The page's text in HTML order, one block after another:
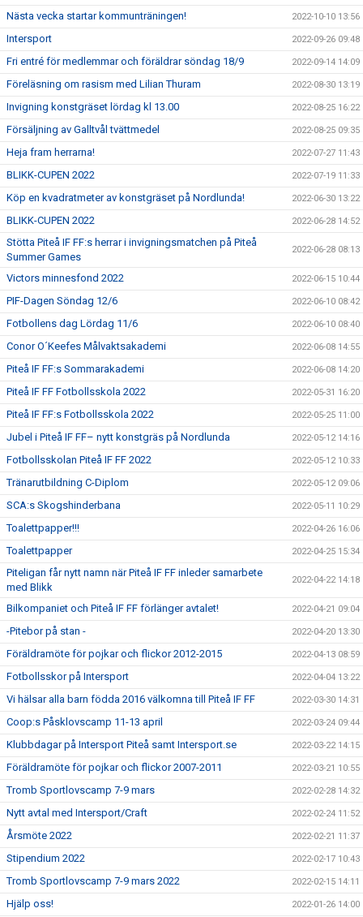
Nästa vecka startar kommunträningen! 2022-10-10 13:56
Intersport 2022-09-26 09:48
Fri entré för medlemmar och föräldrar söndag 18/9 2022-09-14 14:09
Föreläsning om rasism med Lilian Thuram 2022-08-30 13:19
Invigning konstgräset lördag kl 13.00 2022-08-25 16:22
Försäljning av Galltvål tvättmedel 2022-08-25 09:35
Heja fram herrarna! 2022-07-27 11:43
BLIKK-CUPEN 2022 2022-07-19 11:33
Köp en kvadratmeter av konstgräset på Nordlunda! 2022-06-30 13:22
BLIKK-CUPEN 2022 2022-06-28 14:52
Stötta Piteå IF FF:s herrar i invigningsmatchen på Piteå
Summer Games
2022-06-28 08:13
Victors minnesfond 2022 2022-06-15 10:44
PIF-Dagen Söndag 12/6 2022-06-10 08:42
Fotbollens dag Lördag 11/6 2022-06-10 08:40
Conor O´Keefes Målvaktsakademi 2022-06-08 14:55
Piteå IF FF:s Sommarakademi 2022-06-08 14:20
Piteå IF FF Fotbollsskola 2022 2022-05-31 16:20
Piteå IF FF:s Fotbollsskola 2022 2022-05-25 11:00
Jubel i Piteå IF FF– nytt konstgräs på Nordlunda 2022-05-12 14:16
Fotbollsskolan Piteå IF FF 2022 2022-05-12 10:33
Tränarutbildning C-Diplom 2022-05-12 09:06
SCA:s Skogshinderbana 2022-05-11 10:29
Toalettpapper!!! 2022-04-26 16:06
Toalettpapper 2022-04-25 15:34
Piteligan får nytt namn när Piteå IF FF inleder samarbete
med Blikk
2022-04-22 14:18
Bilkompaniet och Piteå IF FF förlänger avtalet! 2022-04-21 09:04
-Pitebor på stan - 2022-04-20 13:30
Föräldramöte för pojkar och flickor 2012-2015 2022-04-13 08:59
Fotbollsskor på Intersport 2022-04-04 13:22
Vi hälsar alla barn födda 2016 välkomna till Piteå IF FF 2022-03-30 14:31
Coop:s Påsklovscamp 11-13 april 2022-03-24 09:44
Klubbdagar på Intersport Piteå samt Intersport.se 2022-03-22 14:15
Föräldramöte för pojkar och flickor 2007-2011 2022-03-21 10:55
Tromb Sportlovscamp 7-9 mars 2022-02-28 14:32
Nytt avtal med Intersport/Craft 2022-02-24 11:52
Årsmöte 2022 2022-02-21 11:37
Stipendium 2022 2022-02-17 10:43
Tromb Sportlovscamp 7-9 mars 2022 2022-02-15 14:11
Hjälp oss! 2022-01-26 14:00